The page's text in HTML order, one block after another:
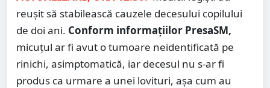
reușit să stabilească cauzele decesului copilului
de doi ani. Conform informațiilor PresaSM,
micuțul ar fi avut o tumoare neidentificată pe
rinichi, asimptomatică, iar decesul nu s-ar fi
produs ca urmare a unei lovituri, așa cum au